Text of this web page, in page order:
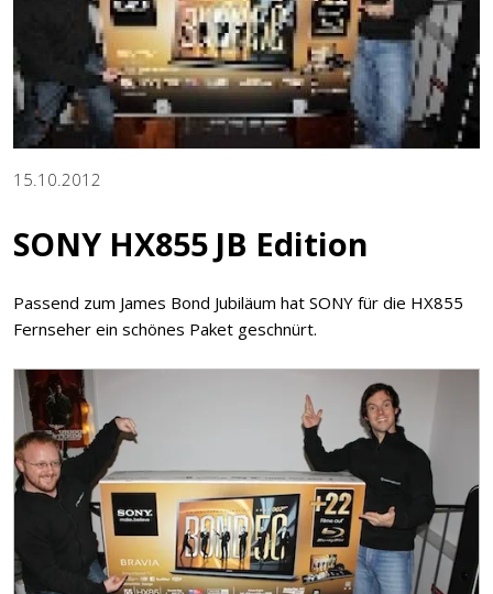
15.10.2012
SONY HX855 JB Edition
Passend zum James Bond Jubiläum hat SONY für die HX855
Fernseher ein schönes Paket geschnürt.